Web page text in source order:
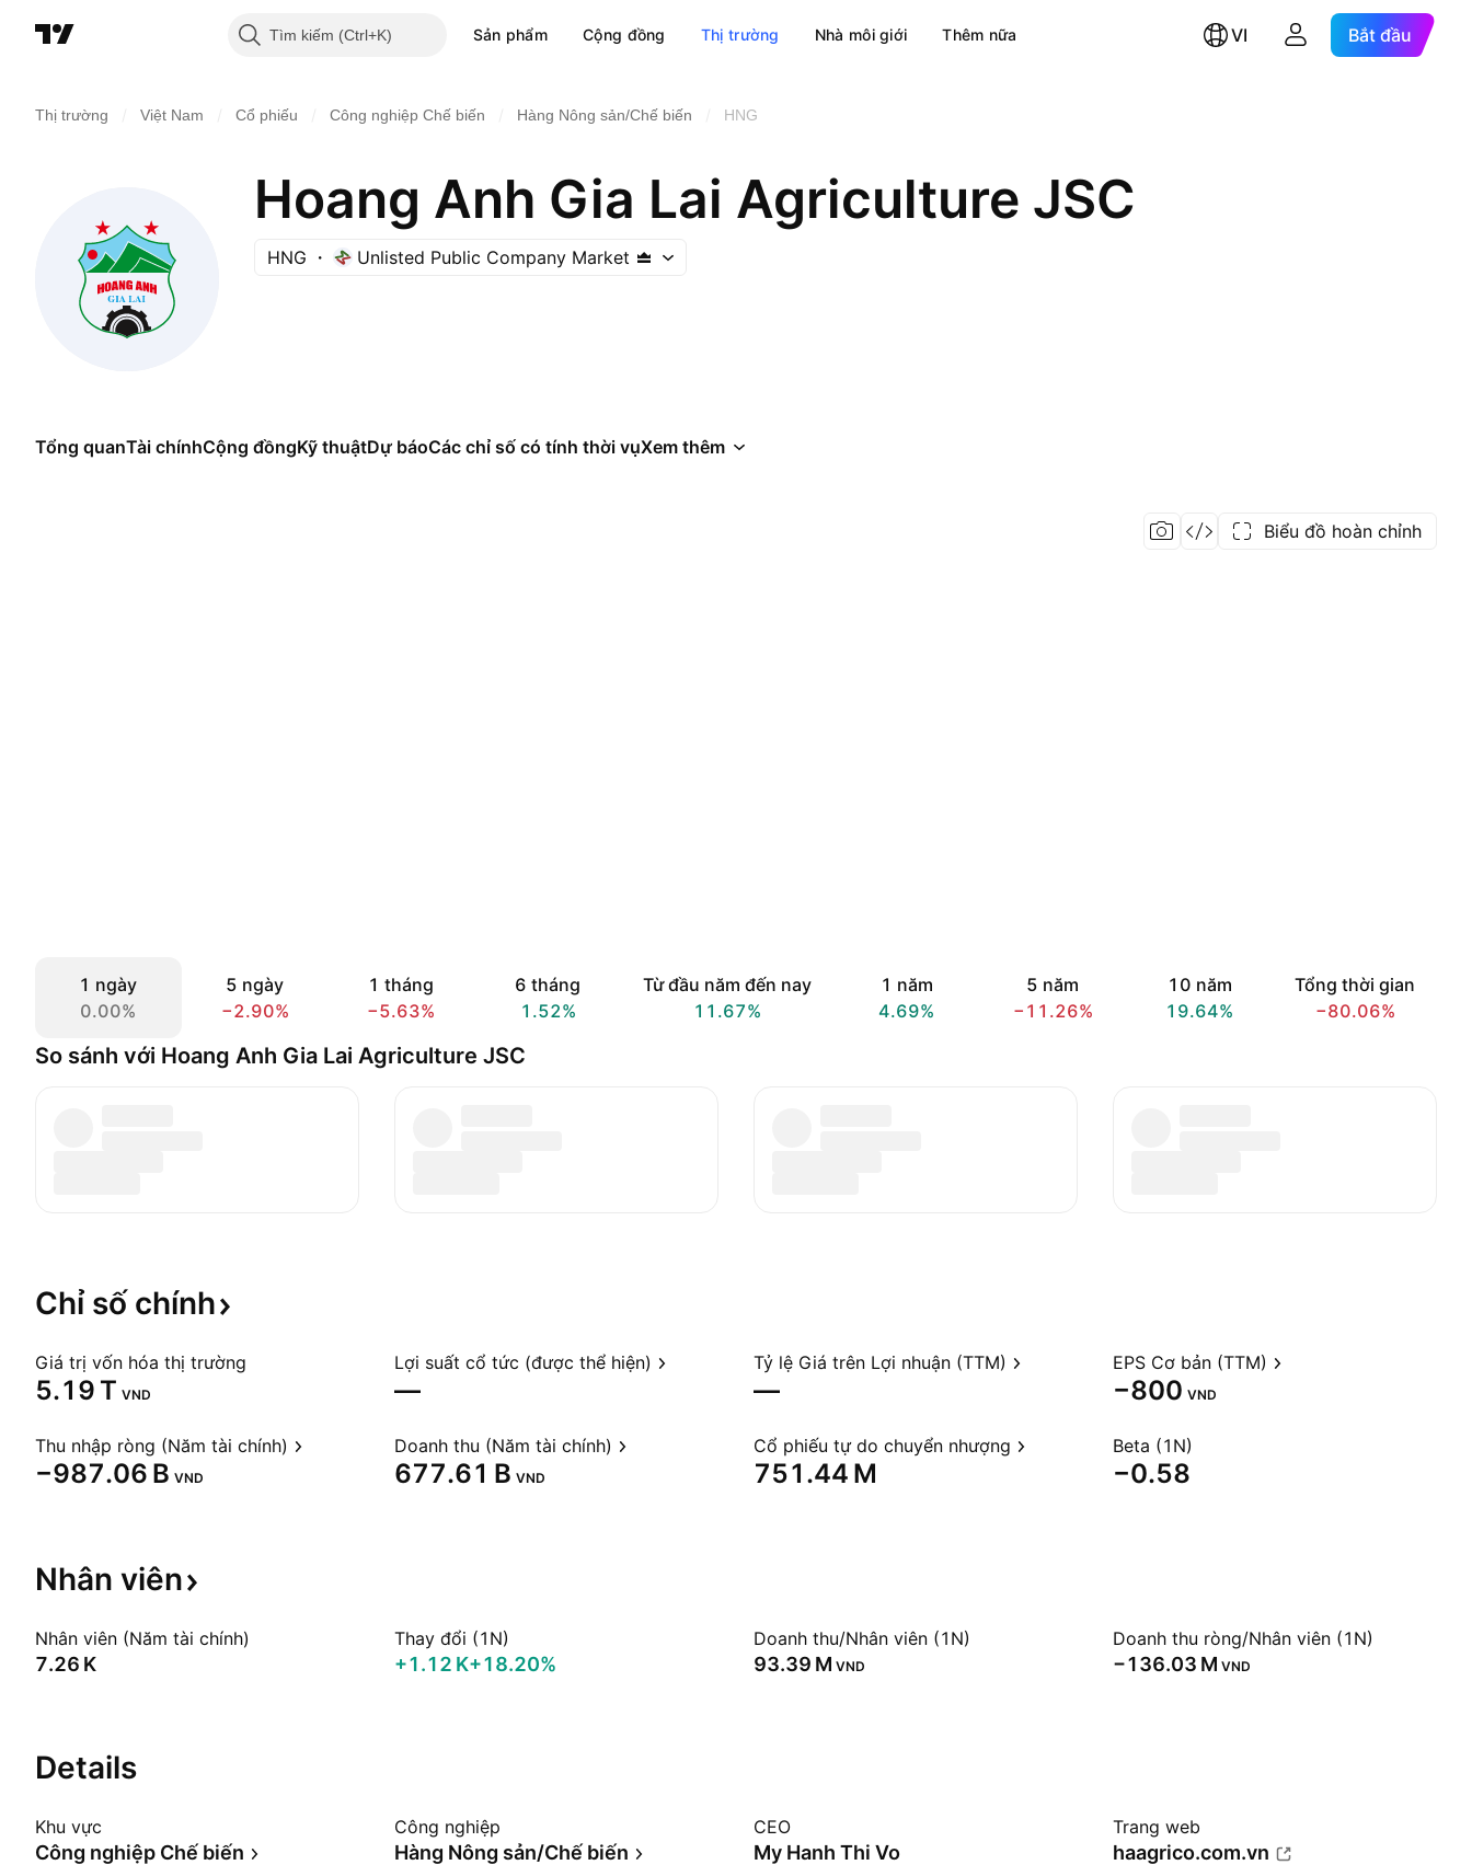
Tìm kiếm Sản phẩm Cộng đồng Thị trường Nhà môi giới Thêm nữa VI Bắt đầu
Thị trường Việt Nam Cổ phiếu Công nghiệp Chế biến Hàng Nông sản/Chế biến HNG
Hoang Anh Gia Lai Agriculture JSC
HNG Unlisted Public Company Market
Tổng quanTài chínhCộng đồngKỹ thuậtDự báoCác chỉ số có tính thời vụXem thêm
Biểu đồ hoàn chỉnh
1 ngày
0.00%
5 ngày
−2.90%
1 tháng
−5.63%
6 tháng
1.52%
Từ đầu năm đến nay
11.67%
1 năm
4.69%
5 năm
−11.26%
10 năm
19.64%
Tổng thời gian
−80.06%
So sánh với Hoang Anh Gia Lai Agriculture JSC
Chỉ số chính
Giá trị vốn hóa thị trường
‪5.19 T‬ VND
Lợi suất cổ tức (được thể hiện)
—
Tỷ lệ Giá trên Lợi nhuận (TTM)
—
EPS Cơ bản (TTM)
−800 VND
Thu nhập ròng (Năm tài chính)
‪−987.06 B‬ VND
Doanh thu (Năm tài chính)
‪677.61 B‬ VND
Cổ phiếu tự do chuyển nhượng
‪751.44 M‬
Beta (1N)
−0.58
Nhân viên
Nhân viên (Năm tài chính)
‪7.26 K‬
Thay đổi (1N)
‪+1.12 K‬+18.20%
Doanh thu/Nhân viên (1N)
‪93.39 M‬ VND
Doanh thu ròng/Nhân viên (1N)
‪−136.03 M‬ VND
Details
Khu vực
Công nghiệp Chế biến
Công nghiệp
Hàng Nông sản/Chế biến
CEO
My Hanh Thi Vo
Trang web
haagrico.com.vn